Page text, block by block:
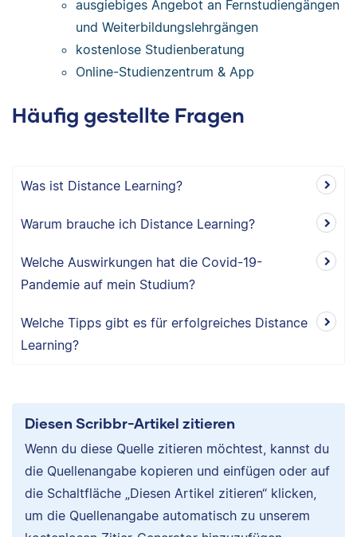
ausgiebiges Angebot an Fernstudiengängen
und Weiterbildungslehrgängen
kostenlose Studienberatung
Online-Studienzentrum & App
Häufig gestellte Fragen
Was ist Distance Learning?
Warum brauche ich Distance Learning?
Welche Auswirkungen hat die Covid-19-
Pandemie auf mein Studium?
Welche Tipps gibt es für erfolgreiches Distance
Learning?
Diesen Scribbr-Artikel zitieren
Wenn du diese Quelle zitieren möchtest, kannst du
die Quellenangabe kopieren und einfügen oder auf
die Schaltfläche „Diesen Artikel zitieren“ klicken,
um die Quellenangabe automatisch zu unserem